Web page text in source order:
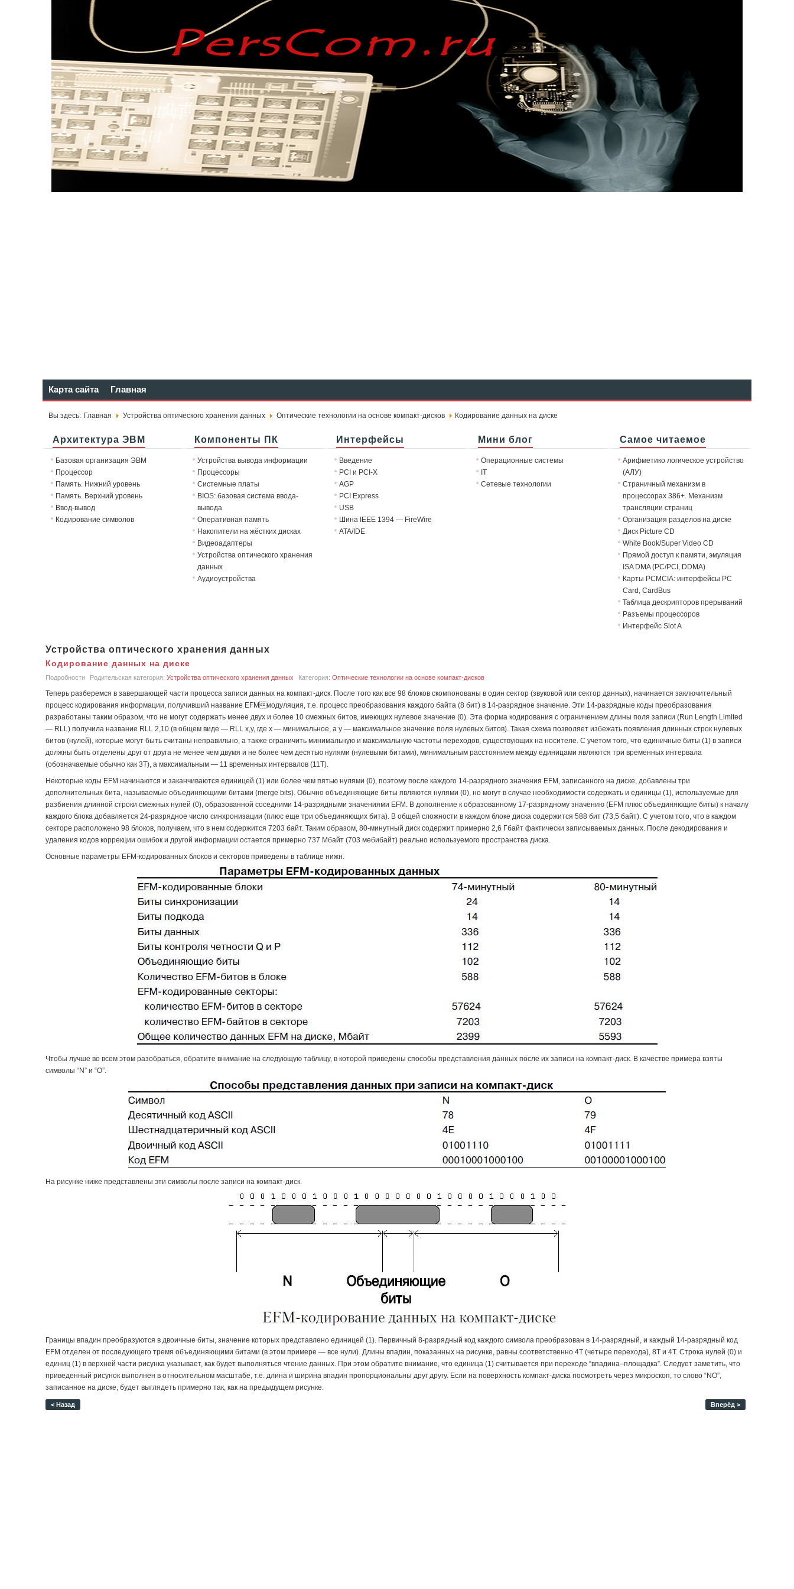
Карта сайта Главная
Вы здесь: Главная Устройства оптического хранения данных Оптические технологии на основе компакт-дисков Кодирование данных на диске
Архитектура ЭВМ
Базовая организация ЭВМ
Процессор
Память. Нижний уровень
Память. Верхний уровень
Ввод-вывод
Кодирование символов
Компоненты ПК
Устройства вывода информации
Процессоры
Системные платы
BIOS: базовая система ввода-
вывода
Оперативная память
Накопители на жёстких дисках
Видеоадаптеры
Устройства оптического хранения
данных
Аудиоустройства
Интерфейсы
Введение
PCI и PCI-X
AGP
PCI Express
USB
Шина IEEE 1394 — FireWire
ATA/IDE
Мини блог
Операционные системы
IT
Сетевые технологии
Самое читаемое
Арифметико логическое устройство
(АЛУ)
Страничный механизм в
процессорах 386+. Механизм
трансляции страниц
Организация разделов на диске
Диск Picture CD
White Book/Super Video CD
Прямой доступ к памяти, эмуляция
ISA DMA (PC/PCI, DDMA)
Карты PCMCIA: интерфейсы PC
Card, CardBus
Таблица дескрипторов прерываний
Разъемы процессоров
Интерфейс Slot A
Устройства оптического хранения данных
Кодирование данных на диске
Подробности Родительская категория: Устройства оптического хранения данных Категория: Оптические технологии на основе компакт-дисков
Теперь разберемся в завершающей части процесса записи данных на компакт-диск. После того как все 98 блоков скомпонованы в один сектор (звуковой или сектор данных), начинается заключительный
процесс кодирования информации, получивший название EFMмодуляция, т.е. процесс преобразования каждого байта (8 бит) в 14-разрядное значение. Эти 14-разрядные коды преобразования
разработаны таким образом, что не могут содержать менее двух и более 10 смежных битов, имеющих нулевое значение (0). Эта форма кодирования с ограничением длины поля записи (Run Length Limited
— RLL) получила название RLL 2,10 (в общем виде — RLL x,y, где x — минимальное, а y — максимальное значение поля нулевых битов). Такая схема позволяет избежать появления длинных строк нулевых
битов (нулей), которые могут быть считаны неправильно, а также ограничить минимальную и максимальную частоты переходов, существующих на носителе. С учетом того, что единичные биты (1) в записи
должны быть отделены друг от друга не менее чем двумя и не более чем десятью нулями (нулевыми битами), минимальным расстоянием между единицами являются три временных интервала
(обозначаемые обычно как 3Т), а максимальным — 11 временных интервалов (11T).
Некоторые коды EFM начинаются и заканчиваются единицей (1) или более чем пятью нулями (0), поэтому после каждого 14-разрядного значения EFM, записанного на диске, добавлены три
дополнительных бита, называемые объединяющими битами (merge bits). Обычно объединяющие биты являются нулями (0), но могут в случае необходимости содержать и единицы (1), используемые для
разбиения длинной строки смежных нулей (0), образованной соседними 14-разрядными значениями EFM. В дополнение к образованному 17-разрядному значению (EFM плюс объединяющие биты) к началу
каждого блока добавляется 24-разрядное число синхронизации (плюс еще три объединяющих бита). В общей сложности в каждом блоке диска содержится 588 бит (73,5 байт). С учетом того, что в каждом
секторе расположено 98 блоков, получаем, что в нем содержится 7203 байт. Таким образом, 80-минутный диск содержит примерно 2,6 Гбайт фактически записываемых данных. После декодирования и
удаления кодов коррекции ошибок и другой информации остается примерно 737 Мбайт (703 мебибайт) реально используемого пространства диска.
Основные параметры EFM-кодированных блоков и секторов приведены в таблице нижн.
Чтобы лучше во всем этом разобраться, обратите внимание на следующую таблицу, в которой приведены способы представления данных после их записи на компакт-диск. В качестве примера взяты
символы “N” и “O”.
На рисунке ниже представлены эти символы после записи на компакт-диск.
Границы впадин преобразуются в двоичные биты, значение которых представлено единицей (1). Первичный 8-разрядный код каждого символа преобразован в 14-разрядный, и каждый 14-разрядный код
EFM отделен от последующего тремя объединяющими битами (в этом примере — все нули). Длины впадин, показанных на рисунке, равны соответственно 4T (четыре перехода), 8T и 4T. Строка нулей (0) и
единиц (1) в верхней части рисунка указывает, как будет выполняться чтение данных. При этом обратите внимание, что единица (1) считывается при переходе “впадина–площадка”. Следует заметить, что
приведенный рисунок выполнен в относительном масштабе, т.е. длина и ширина впадин пропорциональны друг другу. Если на поверхность компакт-диска посмотреть через микроскоп, то слово “NO”,
записанное на диске, будет выглядеть примерно так, как на предыдущем рисунке.
< Назад Вперёд >